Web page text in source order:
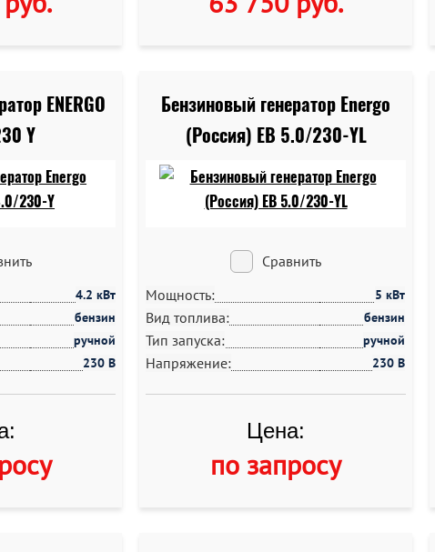
ENERGO
Y
4.2 кВт
бензин
ручной
230 В
Бензиновый генератор Energo
(Россия) EB 5.0/230-YL
Сравнить
Мощность:
5 кВт
Вид топлива: бензин
Тип запуска: ручной
Напряжение: 230 В
Цена:
по запросу